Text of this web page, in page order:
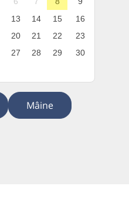
13 14 15
16
20 21 22
23
27 28 29
30
Mâine